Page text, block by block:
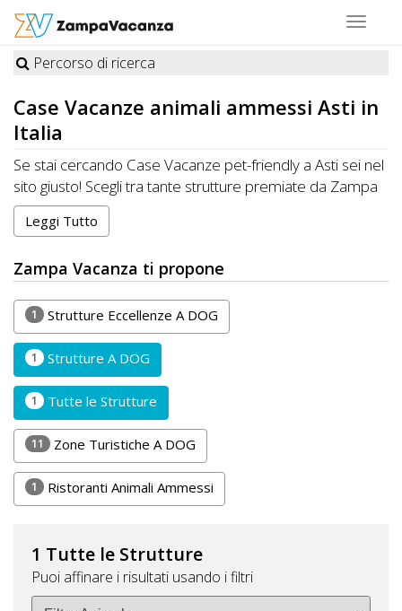
Toggle
STRUTTURE
A
DOG
LUOGHI
DOG
OFFERTE
A
DOG
INFO
DOG
Percorso di ricerca
Case Vacanze animali ammessi Asti in
Italia
Se stai cercando Case Vacanze pet-friendly a Asti sei nel
sito giusto! Scegli tra tante strutture premiate da Zampa
Vacanza felici di ospitare cani, gatti e altri animali
domestici. Organizza la tua Vacanza ideale a Asti con i
Struttura per conoscere disponibilità e prezzi.
Vacanza, sempre con te!
Leggi Tutto
Zampa Vacanza ti propone
1 Strutture Eccellenze A DOG
1 Strutture A DOG
1 Tutte le Strutture
11 Zone Turistiche A DOG
1 Ristoranti Animali Ammessi
1 Tutte le Strutture
Puoi affinare i risultati usando i filtri